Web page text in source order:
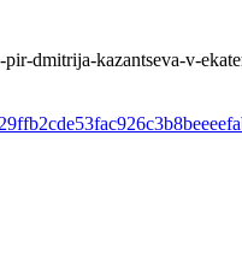
dmitrija-kazantseva-v-